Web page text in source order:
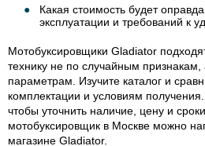
Какая стоимость будет
эксплуатации и требований к
Мотобуксировщики Gladiator
технику не по случайным
параметрам. Изучите каталог и
комплектации и условиям получения.
чтобы уточнить наличие, цену и
мотобуксировщик в Москве можно
магазине Gladiator.